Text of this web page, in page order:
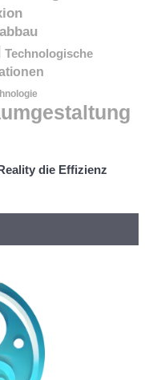
Technologische
die Effizienz